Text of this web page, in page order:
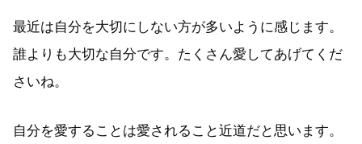
最近は自分を大切にしない方が多いように感じます。
誰よりも大切な自分です。たくさん愛してあげてくだ
さいね。
自分を愛することは愛されること近道だと思います。